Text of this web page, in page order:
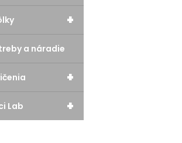
+
a náradie
+
+
Lab